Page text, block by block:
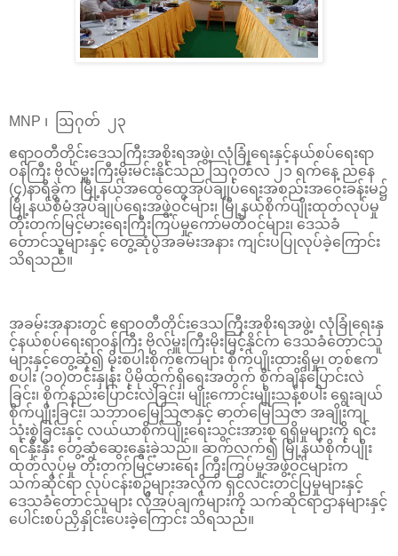
MNP ၊ ဩဂုတ် ၂၃
ဧရာဝတီတိုင်းဒေသကြီးအစိုးရအဖွဲ့၊ လုံခြုံရေးနှင့်နယ်စပ်ရေးရာ
ဝန်ကြီး ဗိုလ်မှူးကြီးမိုးမင်းနိုင်သည် ဩဂုတ်လ ၂၁ ရက်နေ့ ညနေ
(၄)နာရီခွဲက မြို့နယ်အထွေထွေအုပ်ချုပ်ရေးအစည်းအဝေးခန်းမ၌
မြို့နယ်စီမံအုပ်ချုပ်ရေးအဖွဲ့ဝင်များ၊ မြို့နယ်စိုက်ပျိုးထုတ်လုပ်မှု
တိုးတက်မြင့်မားရေးကြီးကြပ်မှုကော်မတီဝင်များ၊ ဒေသခံ
တောင်သူများနှင့် တွေ့ဆုံပွဲအခမ်းအနား ကျင်းပပြုလုပ်ခဲ့ကြောင်း
သိရသည်။
အခမ်းအနားတွင် ဧရာဝတီတိုင်းဒေသကြီးအစိုးရအဖွဲ့၊ လုံခြုံရေးနှ
င့်နယ်စပ်ရေးရာဝန်ကြီး ဗိုလ်မှူးကြီးမိုးမြင့်နိုင်က ဒေသခံတောင်သူ
များနှင့်တွေ့ဆုံ၍ မိုးစပါးစိုက်ဧကများ စိုက်ပျိုးထားရှိမှု၊ တစ်ဧက
စပါး (၁၀)တင်းနှုန်း ပိုမိုထွက်ရှိရေးအတွက် စိုက်ချိန်ပြောင်းလဲ
ခြင်း၊ စိုက်နည်းပြောင်းလဲခြင်း၊ မျိုးကောင်းမျိုးသန့်စပါး ရွေးချယ်
စိုက်ပျိုးခြင်း၊ သဘာဝမြေသြဇာနှင့် ဓာတ်မြေသြဇာ အချိုးကျ
သုံးစွဲခြင်းနှင့် လယ်ယာစိုက်ပျိုးရေးသွင်းအားစု ရရှိမှုများကို ရင်း
ရင်နှီးနှီး တွေ့ဆုံဆွေးနွေးခဲ့သည်။ ဆက်လက်၍ မြို့နယ်စိုက်ပျိုး
ထုတ်လုပ်မှု တိုးတက်မြင့်မားရေး ကြီးကြပ်မှုအဖွဲ့ဝင်များက
သက်ဆိုင်ရာ လုပ်ငန်းစဥ်များအလိုက် ရှင်လင်းတင်ပြမှုများနှင့်
ဒေသခံတောင်သူများ လိုအပ်ချက်များကို သက်ဆိုင်ရာဌာနများနှင့်
ပေါင်းစပ်ညှိနှိုင်းပေးခဲ့ကြောင်း သိရသည်။